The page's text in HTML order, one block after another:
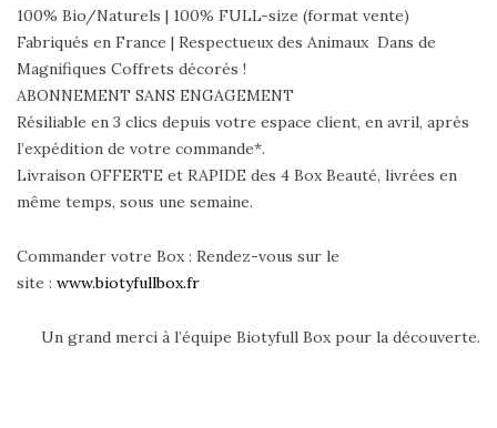
100% Bio/Naturels | 100% FULL-size (format vente)
Fabriqués en France | Respectueux des Animaux Dans de
Magnifiques Coffrets décorés !
ABONNEMENT SANS ENGAGEMENT
Résiliable en 3 clics depuis votre espace client, en avril, après
l’expédition de votre commande*.
Livraison OFFERTE et RAPIDE des 4 Box Beauté, livrées en
même temps, sous une semaine.
Commander votre Box : Rendez-vous sur le
site : www.biotyfullbox.fr
Un grand merci à l’équipe Biotyfull Box pour la découverte.